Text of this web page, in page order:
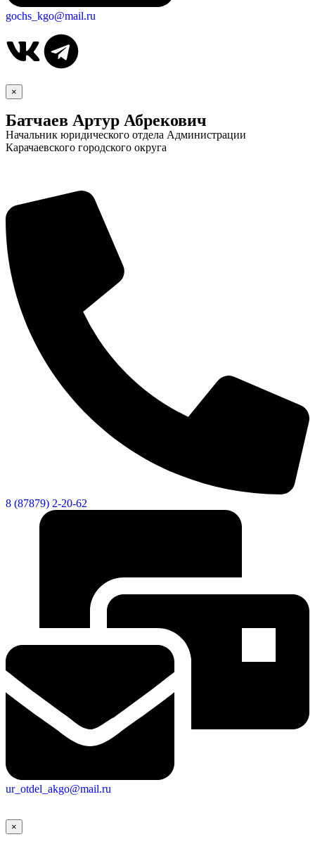
gochs_kgo@mail.ru
×
Батчаев Артур Абрекович
Начальник юридического отдела Администрации
Карачаевского городского округа
8 (87879) 2-20-62
ur_otdel_akgo@mail.ru
×